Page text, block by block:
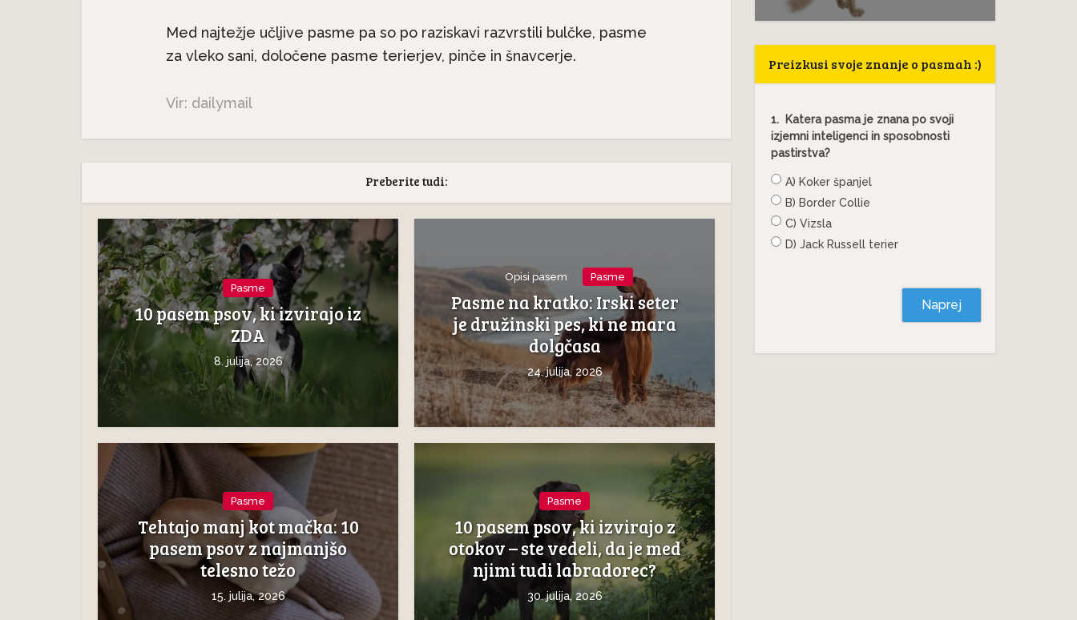
Med najtežje učljive pasme pa so po raziskavi razvrstili bulčke, pasme
za vleko sani, določene pasme terierjev, pinče in šnavcerje.
Vir: dailymail
Preberite tudi:
Pasme
10 pasem psov, ki izvirajo iz
ZDA
8. julija, 2026
Opisi pasem Pasme
Pasme na kratko: Irski seter
je družinski pes, ki ne mara
dolgčasa
24. julija, 2026
Pasme
Tehtajo manj kot mačka: 10
pasem psov z najmanjšo
telesno težo
15. julija, 2026
Pasme
10 pasem psov, ki izvirajo z
otokov – ste vedeli, da je med
njimi tudi labradorec?
30. julija, 2026
Preizkusi svoje znanje o pasmah :)
1.
Katera pasma je znana po svoji
izjemni inteligenci in sposobnosti
pastirstva?
A) Koker španjel
B) Border Collie
C) Vizsla
D) Jack Russell terier
Naprej